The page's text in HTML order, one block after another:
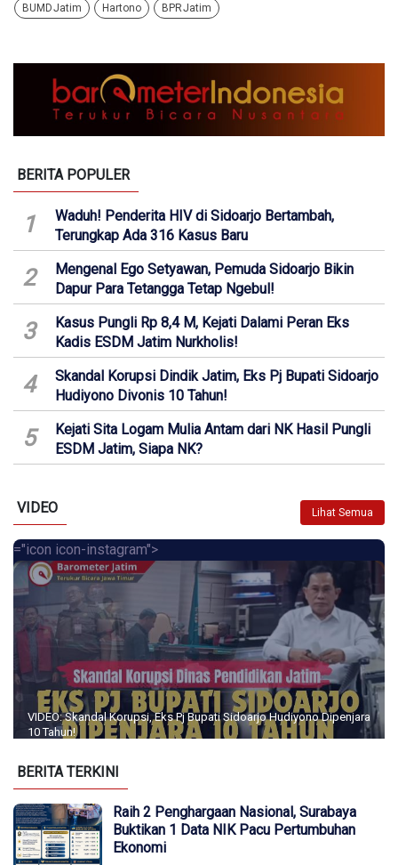
BUMD Jatim Hartono BPR Jatim
BERITA POPULER
1
Waduh! Penderita HIV di Sidoarjo Bertambah,
Terungkap Ada 316 Kasus Baru
2
Mengenal Ego Setyawan, Pemuda Sidoarjo Bikin
Dapur Para Tetangga Tetap Ngebul!
3
Kasus Pungli Rp 8,4 M, Kejati Dalami Peran Eks
Kadis ESDM Jatim Nurkholis!
4
Skandal Korupsi Dindik Jatim, Eks Pj Bupati Sidoarjo
Hudiyono Divonis 10 Tahun!
5
Kejati Sita Logam Mulia Antam dari NK Hasil Pungli
ESDM Jatim, Siapa NK?
VIDEO Lihat Semua
="icon icon-instagram">
VIDEO: Skandal Korupsi, Eks Pj Bupati Sidoarjo Hudiyono Dipenjara
10 Tahun!
BERITA TERKINI
Raih 2 Penghargaan Nasional, Surabaya
Buktikan 1 Data NIK Pacu Pertumbuhan
Ekonomi